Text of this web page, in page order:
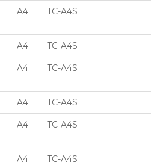
A4 TC-A4S
A4 TC-A4S
A4 TC-A4S
A4 TC-A4S
A4 TC-A4S
A4 TC-A4S